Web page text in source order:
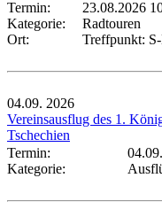
Termin:
23.08.2026
Kategorie:
Radtouren
Ort:
Treffpunkt:
04.09. 2026
Vereinsausflug des 1.
Tschechien
Termin:
Kategorie: